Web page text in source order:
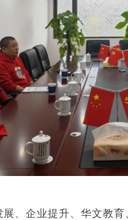
展、企业提升、华文教